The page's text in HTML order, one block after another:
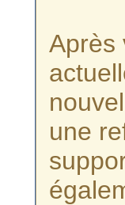
Après
une